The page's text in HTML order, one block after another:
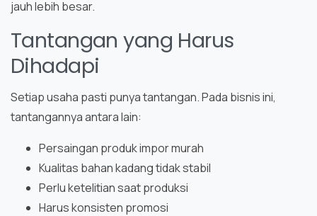
jauh lebih besar.
Tantangan yang Harus
Dihadapi
Setiap usaha pasti punya tantangan. Pada bisnis ini,
tantangannya antara lain:
Persaingan produk impor murah
Kualitas bahan kadang tidak stabil
Perlu ketelitian saat produksi
Harus konsisten promosi